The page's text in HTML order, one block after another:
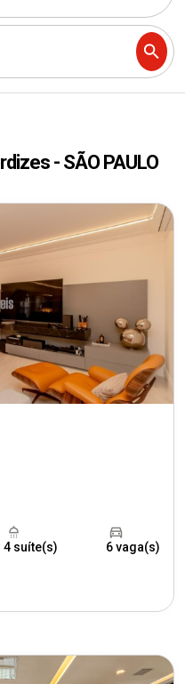
- SÃO PAULO
4 suíte(s) 6 vaga(s)